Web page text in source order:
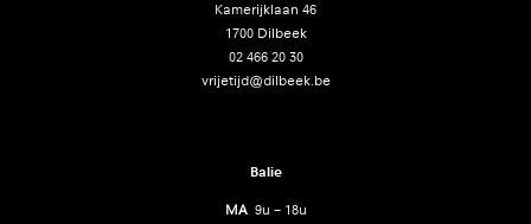
Kamerijklaan 46
1700 Dilbeek
02 466 20 30
vrijetijd@dilbeek.be
Balie
MA 9u – 18u